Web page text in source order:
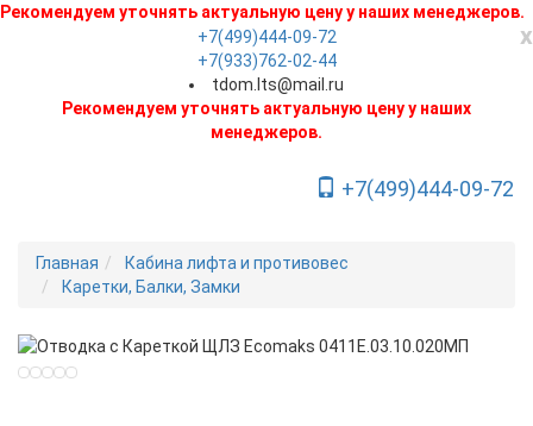
Рекомендуем уточнять актуальную цену у наших менеджеров.
x
+7(499)444-09-72
+7(933)762-02-44
tdom.lts@mail.ru
Рекомендуем уточнять актуальную цену у наших
менеджеров.
+7(499)444-09-72
Toggle Navigation
Главная
Кабина лифта и противовес
Каретки, Балки, Замки